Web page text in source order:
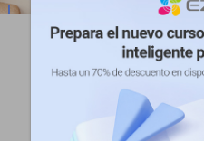
Conecte con
Stay connected with your
worries if your baby cries,